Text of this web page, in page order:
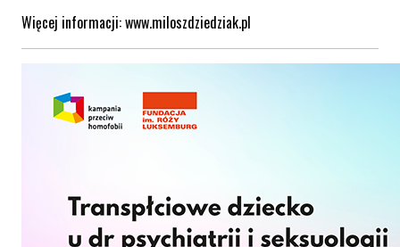
Więcej informacji: www.miloszdziedziak.pl